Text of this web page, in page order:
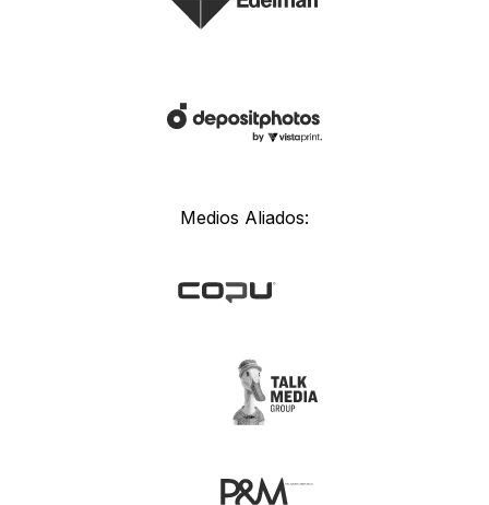
Medios Aliados: